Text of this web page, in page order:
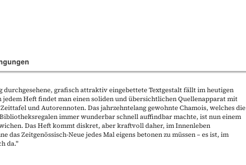
grafisch attraktiv eingebettete Textgestalt fällt im heutigen
jedem Heft findet man einen soliden und übersichtlichen Quellenapparat mit
und Autorennoten. Das jahrzehntelang gewohnte Chamois, welches die
immer wunderbar schnell auffindbar machte, ist nun einem
Das Heft kommt diskret, aber kraftvoll daher, im Innenleben
das Zeitgenössisch-Neue jedes Mal eigens betonen zu müssen – es ist, im
da."